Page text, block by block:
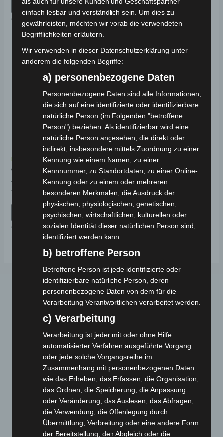
IN DEN WARENKORB
VB2
0
von
5 IN DEN WARENKORB
VB2
Kostenloser Versand
VB2 KETTE
Bewertet
0
19,00
IN DEN WARENKORB
VB2
Webseite
Cashback-Aktion
Händler werden
Home
Gemeinsam spenden
Jobs
einfach lesbar und verständlich sein. Um dies zu
gewährleisten, möchten wir vorab die verwendeten
Begrifflichkeiten erläutern.
Wir verwenden in dieser Datenschutzerklärung unter
anderem die folgenden Begriffe:
a) personenbezogene Daten
Personenbezogene Daten sind alle Informationen,
die sich auf eine identifizierte oder identifizierbare
natürliche Person (im Folgenden "betroffene
Person") beziehen. Als identifizierbar wird eine
natürliche Person angesehen, die direkt oder
indirekt, insbesondere mittels Zuordnung zu einer
Kennung wie einem Namen, zu einer
Kennnummer, zu Standortdaten, zu einer Online-
Kennung oder zu einem oder mehreren
besonderen Merkmalen, die Ausdruck der
physischen, physiologischen, genetischen,
psychischen, wirtschaftlichen, kulturellen oder
sozialen Identität dieser natürlichen Person sind,
identifiziert werden kann.
b) betroffene Person
Betroffene Person ist jede identifizierte oder
identifizierbare natürliche Person, deren
personenbezogene Daten von dem für die
Verarbeitung Verantwortlichen verarbeitet werden.
c) Verarbeitung
Verarbeitung ist jeder mit oder ohne Hilfe
automatisierter Verfahren ausgeführte Vorgang
oder jede solche Vorgangsreihe im
Zusammenhang mit personenbezogenen Daten
wie das Erheben, das Erfassen, die Organisation,
das Ordnen, die Speicherung, die Anpassung
oder Veränderung, das Auslesen, das Abfragen,
die Verwendung, die Offenlegung durch
Übermittlung, Verbreitung oder eine andere Form
der Bereitstellung, den Abgleich oder die